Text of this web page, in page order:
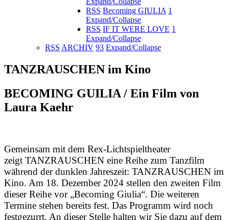
RSS Becoming GIULIA 1
Expand/Collapse
RSS IF IT WERE LOVE 1
Expand/Collapse
RSS ARCHIV 93 Expand/Collapse
TANZRAUSCHEN im Kino
BECOMING GUILIA / Ein Film von
Laura Kaehr
Gemeinsam mit dem Rex-Lichtspieltheater
zeigt TANZRAUSCHEN eine Reihe zum Tanzfilm
während der dunklen Jahreszeit: TANZRAUSCHEN im
Kino. Am 18. Dezember 2024 stellen den zweiten Film
dieser Reihe vor „Becoming Giulia“. Die weiteren
Termine stehen bereits fest. Das Programm wird noch
festgezurrt. An dieser Stelle halten wir Sie dazu auf dem